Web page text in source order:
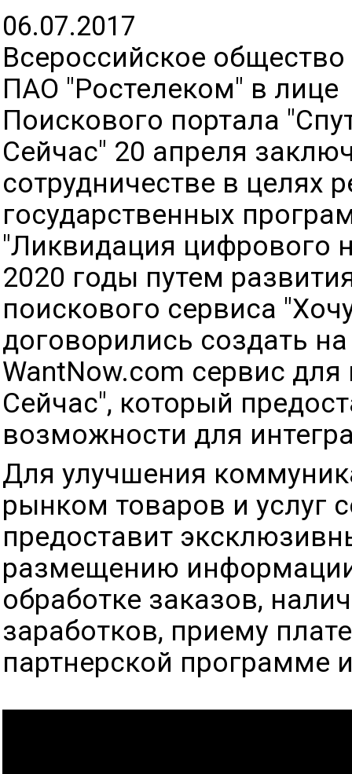
06.07.2017
Всероссийское общество
ПАО "Ростелеком" в лице
Поискового портала
Сейчас" 20 апреля
сотрудничестве в целях
государственных
"Ликвидация цифрового
2020 годы путем
поискового сервиса
договорились создать
WantNow.com сервис
Сейчас", который
возможности для
Для улучшения
рынком товаров и услуг
предоставит
размещению
обработке заказов,
заработков, приему
партнерской программе